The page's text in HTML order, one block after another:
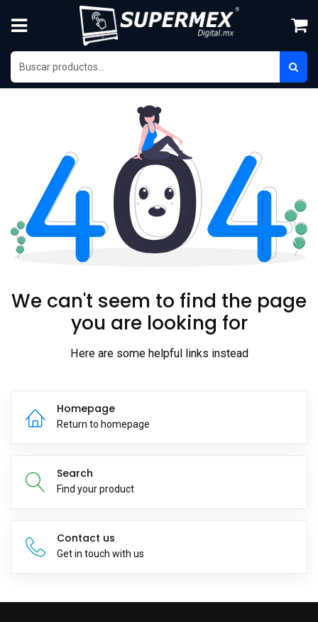
We can't seem to find the page
you are looking for
Here are some helpful links instead
Homepage
Return to homepage
Search
Find your product
Contact us
Get in touch with us